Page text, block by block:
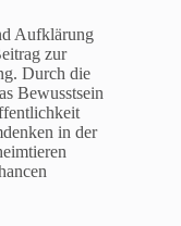
Aufklärung
zur
Durch die
Bewusstsein
in der